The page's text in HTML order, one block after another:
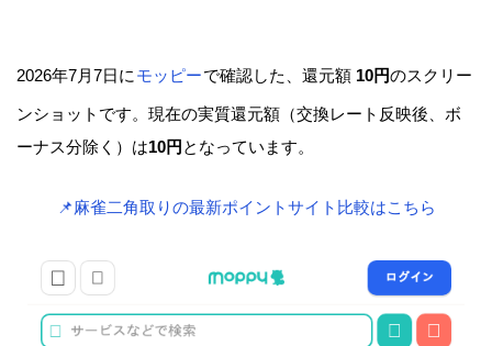
2026年7月7日に モッピーで確認した、還元額 10円のスクリー
ンショットです。現在の実質還元額（交換レート反映後、ボ
ーナス分除く）は10円 となっています。
📌麻雀二角取りの最新ポイントサイト比較はこちら